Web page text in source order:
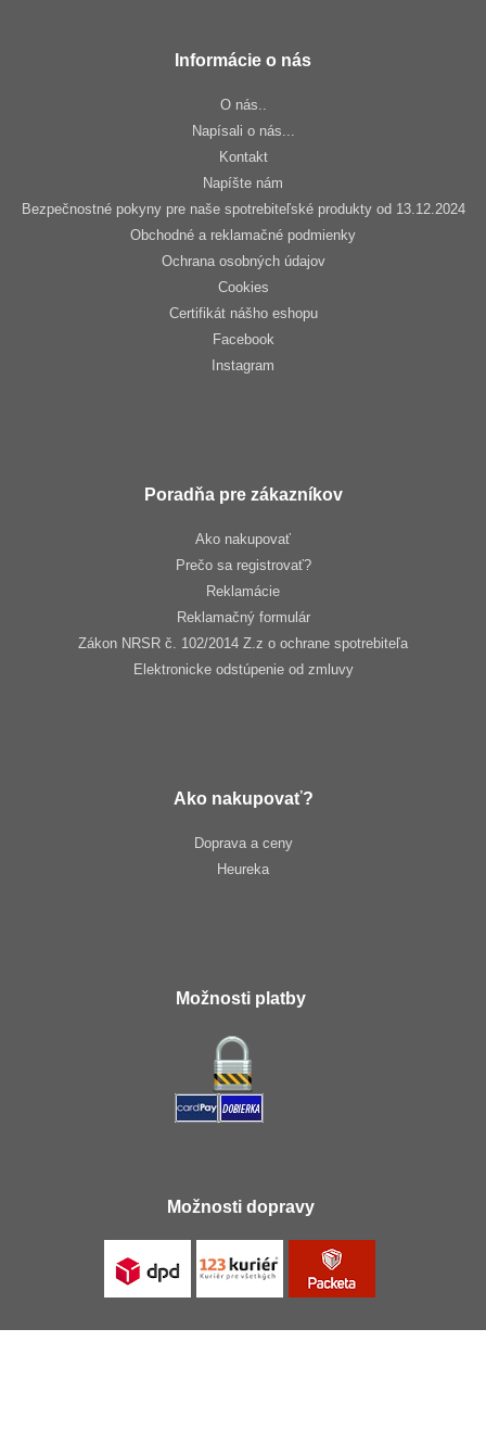
Informácie o nás
O nás..
Napísali o nás...
Kontakt
Napíšte nám
Bezpečnostné pokyny pre naše spotrebiteľské produkty od 13.12.2024
Obchodné a reklamačné podmienky
Ochrana osobných údajov
Cookies
Certifikát nášho eshopu
Facebook
Instagram
Poradňa pre zákazníkov
Ako nakupovať
Prečo sa registrovať?
Reklamácie
Reklamačný formulár
Zákon NRSR č. 102/2014 Z.z o ochrane spotrebiteľa
Elektronicke odstúpenie od zmluvy
Ako nakupovať?
Doprava a ceny
Heureka
Možnosti platby
Možnosti dopravy